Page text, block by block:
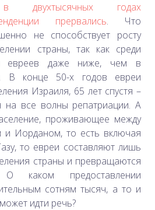
в двухтысячных годах
прервались. Что
не способствует росту
страны, так как среди
евреев даже ниже, чем в
В конце 50-х годов евреи
Израиля, 65 лет спустя –
на все волны репатриации. А
проживающее между
Иорданом, то есть включая
то евреи составляют лишь
страны и превращаются
каком предоставлении
сотням тысяч, а то и
идти речь?